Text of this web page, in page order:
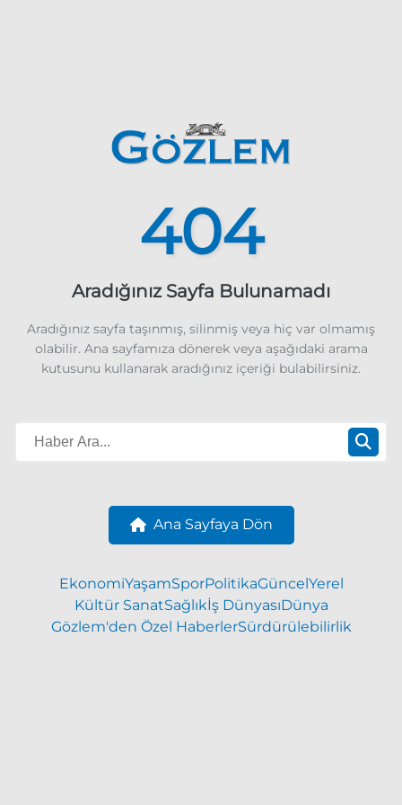
404
Aradığınız Sayfa Bulunamadı
Aradığınız sayfa taşınmış, silinmiş veya hiç var olmamış
olabilir. Ana sayfamıza dönerek veya aşağıdaki arama
kutusunu kullanarak aradığınız içeriği bulabilirsiniz.
Ana Sayfaya Dön
EkonomiYaşamSporPolitikaGüncelYerel
Kültür SanatSağlıkİş DünyasıDünya
Gözlem'den Özel HaberlerSürdürülebilirlik